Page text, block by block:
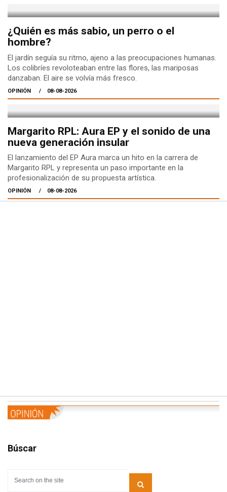
¿Quién es más sabio, un perro o el
hombre?
El jardín seguía su ritmo, ajeno a las preocupaciones humanas.
Los colibríes revoloteaban entre las flores, las mariposas
danzaban. El aire se volvía más fresco.
OPINIÓN 08-08-2026
Margarito RPL: Aura EP y el sonido de una
nueva generación insular
El lanzamiento del EP Aura marca un hito en la carrera de
Margarito RPL y representa un paso importante en la
profesionalización de su propuesta artística.
OPINIÓN 08-08-2026
Búscar